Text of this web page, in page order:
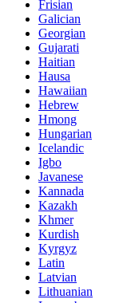
Frisian
Galician
Georgian
Gujarati
Haitian
Hausa
Hawaiian
Hebrew
Hmong
Hungarian
Icelandic
Igbo
Javanese
Kannada
Kazakh
Khmer
Kurdish
Kyrgyz
Latin
Latvian
Lithuanian